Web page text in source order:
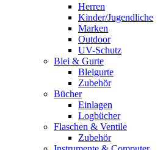
Herren
Kinder/Jugendliche
Marken
Outdoor
UV-Schutz
Blei & Gurte
Bleigurte
Zubehör
Bücher
Einlagen
Logbücher
Flaschen & Ventile
Zubehör